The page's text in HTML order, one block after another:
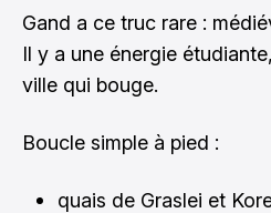
Gand a ce truc rare :
Il y a une énergie
ville qui bouge.
Boucle simple à pied :
quais de Graslei et